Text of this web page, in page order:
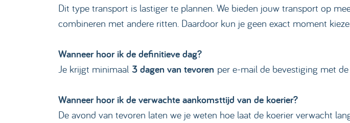
Dit type transport is lastiger te plannen. We bieden jouw transport op
combineren met andere ritten. Daardoor kun je geen exact moment
Wanneer hoor ik de definitieve dag?
Je krijgt minimaal 3 dagen van tevoren per e-mail de bevestiging met
Wanneer hoor ik de verwachte aankomsttijd van de koerier?
De avond van tevoren laten we je weten hoe laat de koerier verwacht